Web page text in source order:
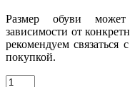
Размер обуви может
зависимости от
рекомендуем связаться
покупкой.